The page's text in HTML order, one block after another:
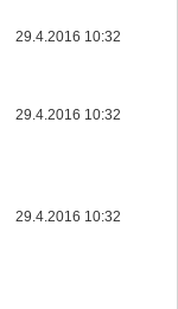
29.4.2016 10:32
29.4.2016 10:32
29.4.2016 10:32